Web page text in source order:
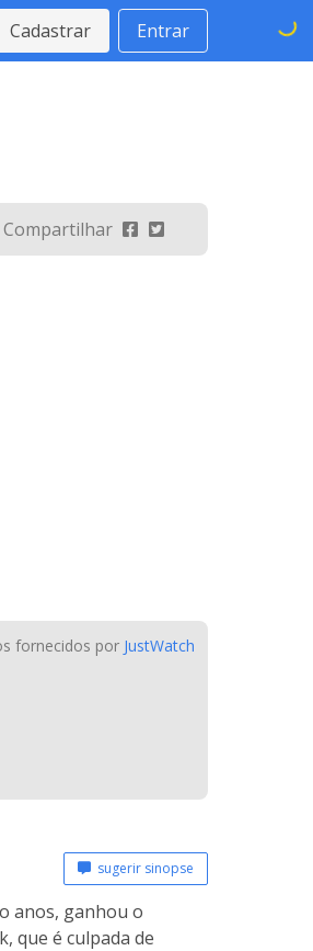
Cadastrar Entrar
Compartilhar
fornecidos por JustWatch
sugerir sinopse
anos, ganhou o
que é culpada de